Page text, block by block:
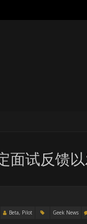
面试反馈
Beta, Pilot Geek News